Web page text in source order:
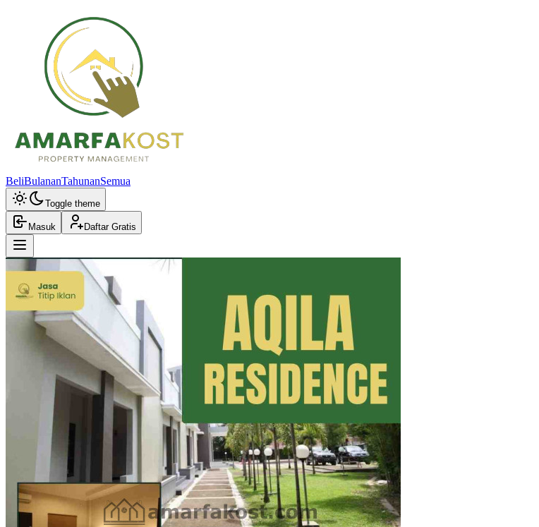
BeliBulananTahunanSemua
Toggle theme
Masuk Daftar Gratis